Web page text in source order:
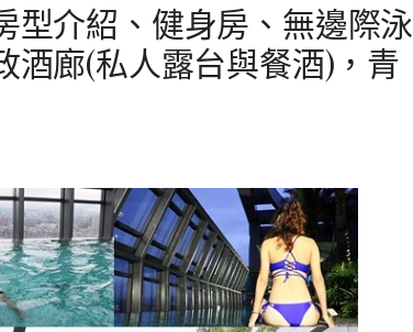
型介紹、健身房、無邊際泳
酒廊(私人露台與餐酒)，青